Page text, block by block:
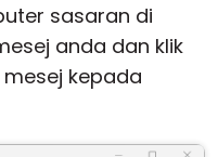
sasaran di
anda dan klik
kepada